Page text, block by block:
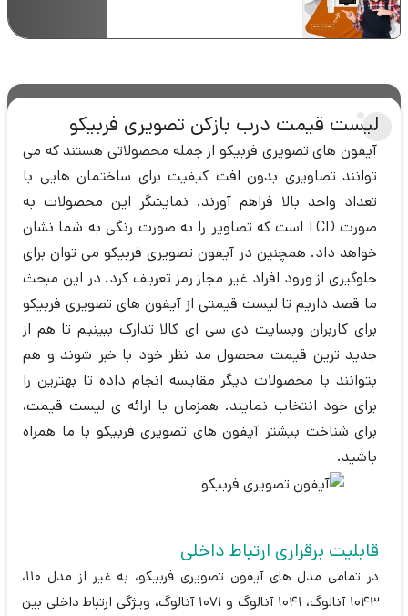
لیست قیمت درب بازکن تصویری فربیکو
آیفون های تصویری فربیکو از جمله محصولاتی هستند که می
توانند تصاویری بدون افت کیفیت برای ساختمان هایی با
تعداد واحد بالا فراهم آورند. نمایشگر این محصولات به
صورت LCD است که تصاویر را به صورت رنگی به شما نشان
خواهد داد. همچنین در آیفون تصویری فربیکو می توان برای
جلوگیری از ورود افراد غیر مجاز رمز تعریف کرد. در این مبحث
ما قصد داریم تا لیست قیمتی از آیفون های تصویری فربیکو
برای کاربران وبسایت دی سی ای کالا تدارک ببینیم تا هم از
جدید ترین قیمت محصول مد نظر خود با خبر شوند و هم
بتوانند با محصولات دیگر مقایسه انجام داده تا بهترین را
برای خود انتخاب نمایند. همزمان با ارائه ی لیست قیمت،
برای شناخت بیشتر آیفون های تصویری فربیکو با ما همراه
باشید.
قابلیت برقراری ارتباط داخلی
در تمامی مدل های آیفون تصویری فربیکو، به غیر از مدل 110،
1043 آنالوگ، 1041 آنالوگ و 1071 آنالوگ، ویژگی ارتباط داخلی بین